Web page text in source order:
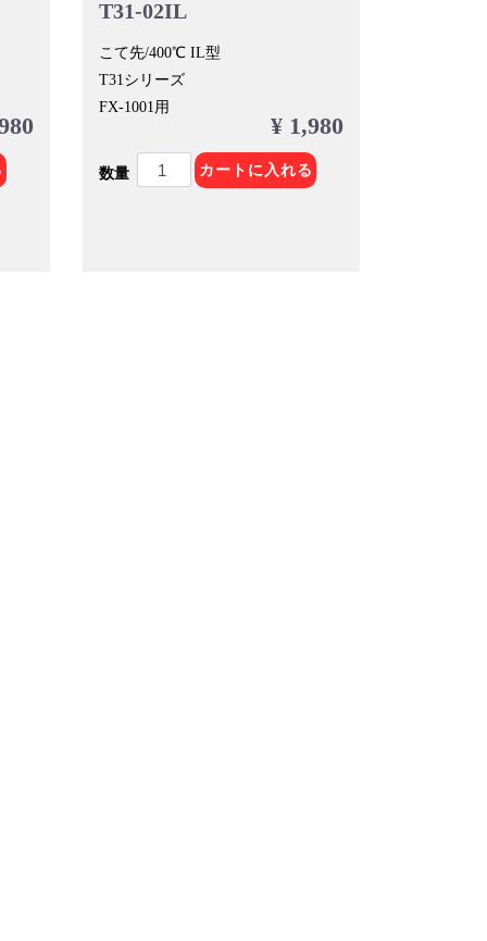
T31-02IL
こて先/400℃ IL型
T31シリーズ
FX-1001用
¥ 1,980
数量 カートに入れる